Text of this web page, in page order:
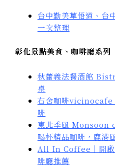
台中勤美草悟道、台
一次整理
彰化景點美食、咖啡廳系列
秋蕾義法餐酒館
桌
右舍咖啡vicinocafe
啡
東北季風 Monsoon
喝杯精品咖啡，鹿港
All In Coffee｜開啟
啡廳推薦